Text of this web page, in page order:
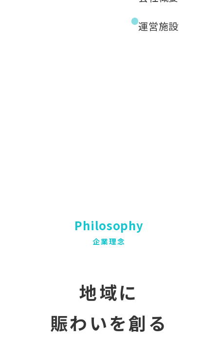
運営施設
Philosophy
企業理念
地域に
賑わいを創る